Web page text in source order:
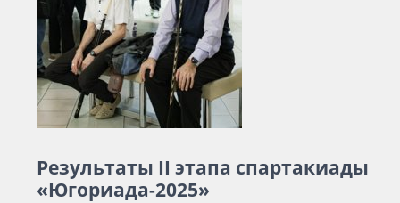
Результаты II этапа спартакиады
«Югориада-2025»